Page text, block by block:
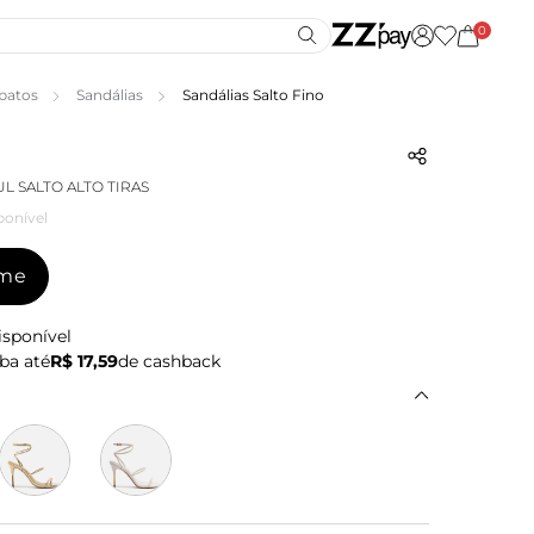
0
Sandálias Sandálias Salto Fino
SALTO ALTO TIRAS
atéR$ 17,59de cashback